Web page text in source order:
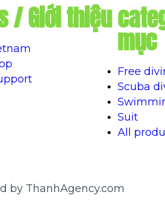
/ Giới thiệu
mục
Free
Scuba
Suit
All
by ThanhAgency.com